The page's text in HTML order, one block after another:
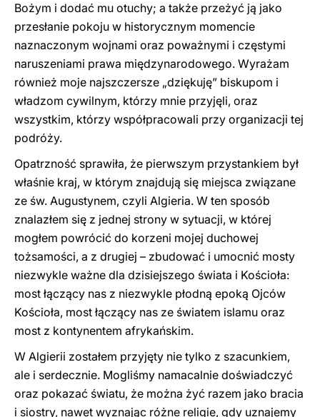
Bożym i dodać mu otuchy; a także przeżyć ją jako
przesłanie pokoju w historycznym momencie
naznaczonym wojnami oraz poważnymi i częstymi
naruszeniami prawa międzynarodowego. Wyrażam
również moje najszczersze „dziękuję” biskupom i
władzom cywilnym, którzy mnie przyjęli, oraz
wszystkim, którzy współpracowali przy organizacji tej
podróży.
Opatrzność sprawiła, że pierwszym przystankiem był
właśnie kraj, w którym znajdują się miejsca związane
ze św. Augustynem, czyli Algieria. W ten sposób
znalazłem się z jednej strony w sytuacji, w której
mogłem powrócić do korzeni mojej duchowej
tożsamości, a z drugiej – zbudować i umocnić mosty
niezwykle ważne dla dzisiejszego świata i Kościoła:
most łączący nas z niezwykle płodną epoką Ojców
Kościoła, most łączący nas ze światem islamu oraz
most z kontynentem afrykańskim.
W Algierii zostałem przyjęty nie tylko z szacunkiem,
ale i serdecznie. Mogliśmy namacalnie doświadczyć
oraz pokazać światu, że można żyć razem jako bracia
i siostry, nawet wyznając różne religie, gdy uznajemy